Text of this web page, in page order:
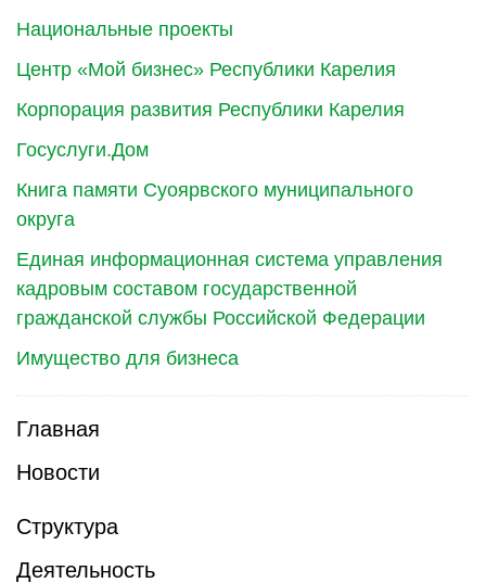
Национальные проекты
Центр «Мой бизнес» Республики Карелия
Корпорация развития Республики Карелия
Госуслуги.Дом
Книга памяти Суоярвского муниципального
округа
Единая информационная система управления
кадровым составом государственной
гражданской службы Российской Федерации
Имущество для бизнеса
Главная
Новости
Структура
Деятельность